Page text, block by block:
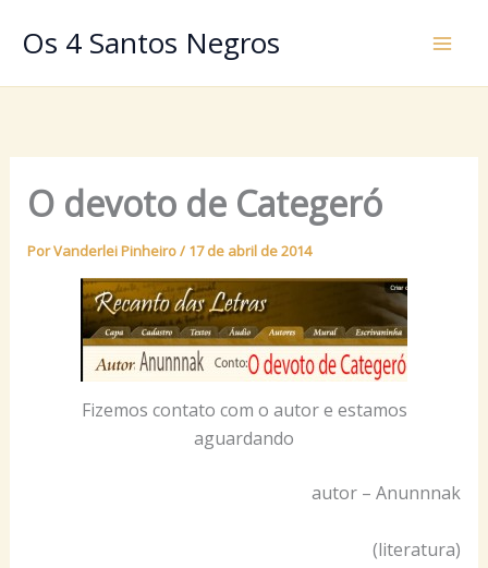
paraOs 4 Santos Negros
O devoto de Categeró
PorVanderlei Pinheiro/ 17 de abril de 2014
Fizemos contato com o autor e estamos
aguardando
autor – Anunnnak
(literatura)